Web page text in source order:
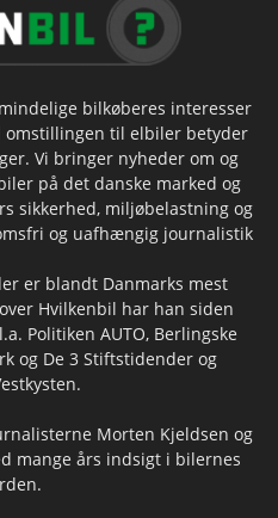
bilkøberes interesser
omstillingen til elbiler betyder
Vi bringer nyheder om og
på det danske marked og
sikkerhed, miljøbelastning og
og uafhængig journalistik
er blandt Danmarks mest
Hvilkenbil har han siden
Politiken AUTO, Berlingske
og De 3 Stiftstidender og
Morten Kjeldsen og
mange års indsigt i bilernes